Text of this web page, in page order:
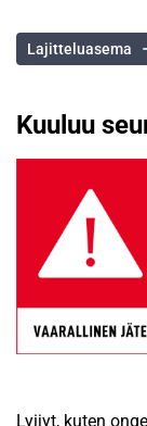
Lajitteluasema
Kuuluu
Lyijyt, kuten